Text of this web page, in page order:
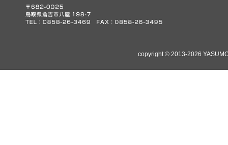
copyright © 2013-2026